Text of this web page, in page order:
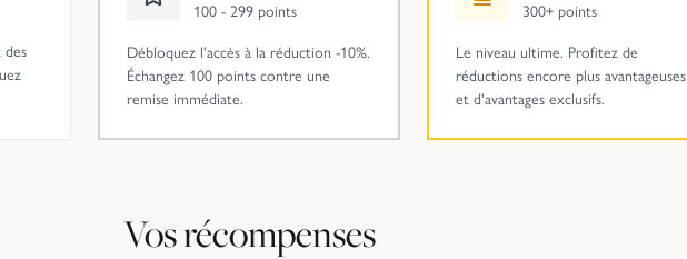
100 - 299 points
Débloquez l'accès à la réduction -10%.
Échangez 100 points contre une
remise immédiate.
300+ points
Le niveau ultime. Profitez de
réductions encore plus avantageuses
et d'avantages exclusifs.
Vos récompenses